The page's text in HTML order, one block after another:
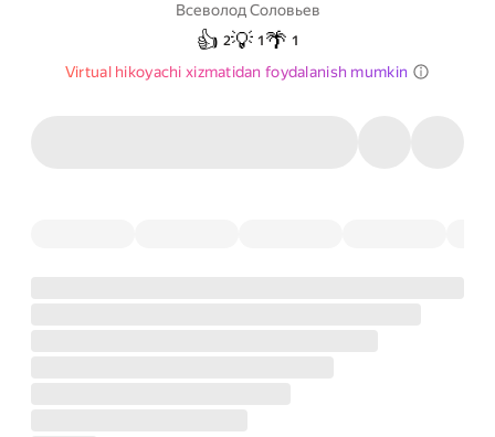
Всеволод Соловьев
👍 2💡 1 🌴 1
Virtual hikoyachi xizmatidan foydalanish mumkin